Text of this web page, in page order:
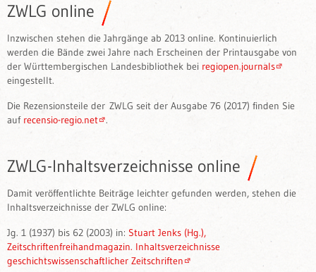
ZWLG online
Inzwischen stehen die Jahrgänge ab 2013 online. Kontinuierlich
werden die Bände zwei Jahre nach Erscheinen der Printausgabe von
der Württembergischen Landesbibliothek bei regiopen.journals
eingestellt.
Die Rezensionsteile der ZWLG seit der Ausgabe 76 (2017) finden Sie
auf recensio-regio.net .
ZWLG-Inhaltsverzeichnisse online
Damit veröffentlichte Beiträge leichter gefunden werden, stehen die
Inhaltsverzeichnisse der ZWLG online:
Jg. 1 (1937) bis 62 (2003) in: Stuart Jenks (Hg.),
Zeitschriftenfreihandmagazin. Inhaltsverzeichnisse
geschichtswissenschaftlicher Zeitschriften